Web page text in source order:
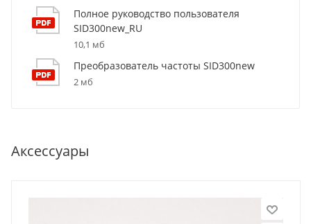
Полное руководство пользователя
SID300new_RU
10,1 мб
Преобразователь частоты SID300new
2 мб
Аксессуары